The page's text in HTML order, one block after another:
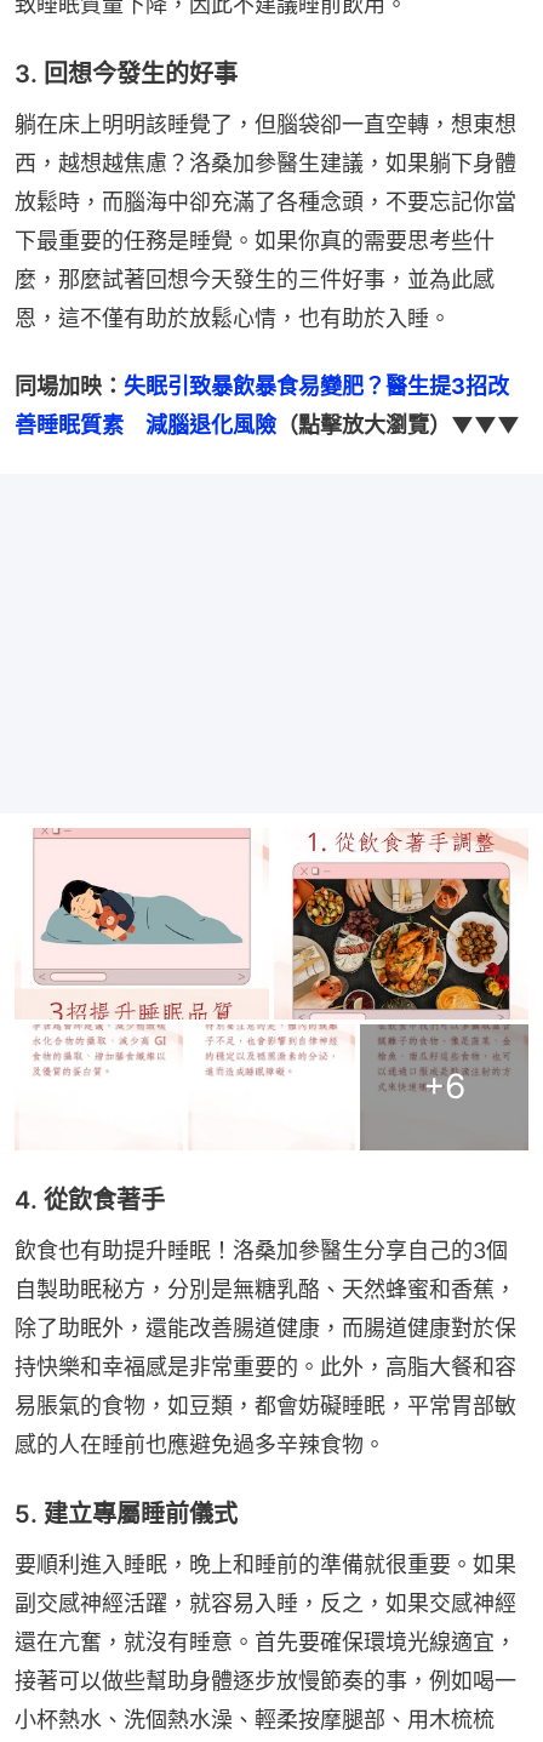
3. 回想今發生的好事
躺在床上明明該睡覺了，但腦袋卻一直空轉，想東想
西，越想越焦慮？洛桑加參醫生建議，如果躺下身體
放鬆時，而腦海中卻充滿了各種念頭，不要忘記你當
下最重要的任務是睡覺。如果你真的需要思考些什
麼，那麼試著回想今天發生的三件好事，並為此感
恩，這不僅有助於放鬆心情，也有助於入睡。
同場加映： 失眠引致暴飲暴食易變肥？醫生提3招改
善睡眠質素　減腦退化風險 （點擊放大瀏覽）▼▼▼
+6
4. 從飲食著手
飲食也有助提升睡眠！洛桑加參醫生分享自己的3個
自製助眠秘方，分別是無糖乳酪、天然蜂蜜和香蕉，
除了助眠外，還能改善腸道健康，而腸道健康對於保
持快樂和幸福感是非常重要的。此外，高脂大餐和容
易脹氣的食物，如豆類，都會妨礙睡眠，平常胃部敏
感的人在睡前也應避免過多辛辣食物。
5. 建立專屬睡前儀式
要順利進入睡眠，晚上和睡前的準備就很重要。如果
副交感神經活躍，就容易入睡，反之，如果交感神經
還在亢奮，就沒有睡意。首先要確保環境光線適宜，
接著可以做些幫助身體逐步放慢節奏的事，例如喝一
小杯熱水、洗個熱水澡、輕柔按摩腿部、用木梳梳